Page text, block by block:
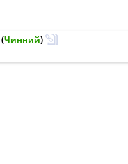
(Чинний)